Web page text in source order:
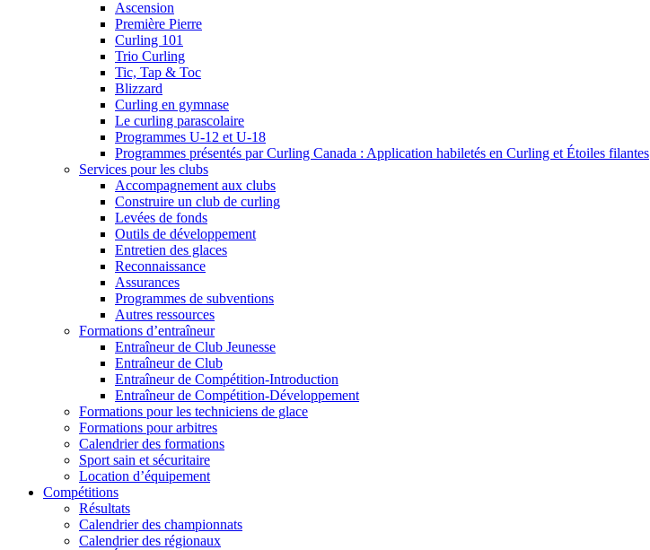
Ascension
Première Pierre
Curling 101
Trio Curling
Tic, Tap & Toc
Blizzard
Curling en gymnase
Le curling parascolaire
Programmes U-12 et U-18
Programmes présentés par Curling Canada : Application habiletés en Curling et Étoiles filantes
Services pour les clubs
Accompagnement aux clubs
Construire un club de curling
Levées de fonds
Outils de développement
Entretien des glaces
Reconnaissance
Assurances
Programmes de subventions
Autres ressources
Formations d’entraîneur
Entraîneur de Club Jeunesse
Entraîneur de Club
Entraîneur de Compétition-Introduction
Entraîneur de Compétition-Développement
Formations pour les techniciens de glace
Formations pour arbitres
Calendrier des formations
Sport sain et sécuritaire
Location d’équipement
Compétitions
Résultats
Calendrier des championnats
Calendrier des régionaux